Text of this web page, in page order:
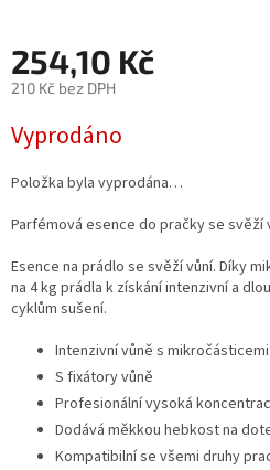
254,10 Kč
210 Kč bez DPH
cena:
Vyprodáno
Položka byla vyprodána…
Parfémová esence do pračky se svěží
Esence na prádlo se svěží vůní. Díky
na 4 kg prádla k získání intenzivní a
cyklům sušení.
Intenzivní vůně s mikročásticemi
S fixátory vůně
Profesionální vysoká
Dodává měkkou hebkost na
Kompatibilní se všemi druhy